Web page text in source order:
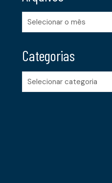
Arquivos
Categorias
Categorias